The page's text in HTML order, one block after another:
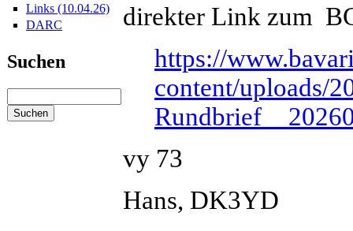
Links (10.04.26)
DARC
Suchen
direkter Link zum
https://
content/uploads/
vy 73
Hans, DK3YD